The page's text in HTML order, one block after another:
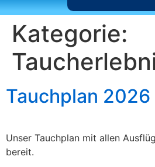
Kategorie:
Tauchplan 2026
Unser Tauchplan mit allen
bereit.